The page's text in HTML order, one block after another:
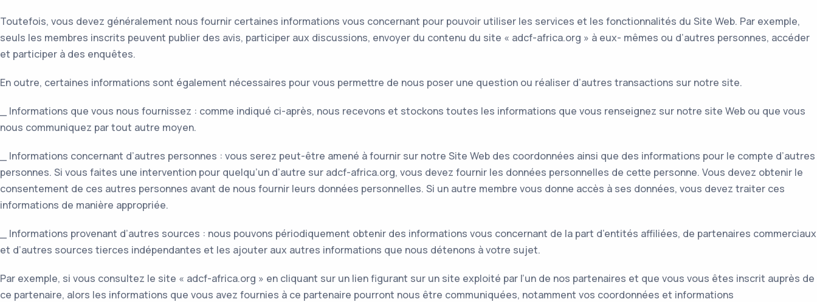
Toutefois, vous devez généralement nous fournir certaines informations vous concernant pour pouvoir utiliser les services et les fonctionnalités du Site Web. Par exemple,
seuls les membres inscrits peuvent publier des avis, participer aux discussions, envoyer du contenu du site « adcf-africa.org » à eux- mêmes ou d’autres personnes, accéder
et participer à des enquêtes.
En outre, certaines informations sont également nécessaires pour vous permettre de nous poser une question ou réaliser d’autres transactions sur notre site.
_ Informations que vous nous fournissez : comme indiqué ci-après, nous recevons et stockons toutes les informations que vous renseignez sur notre site Web ou que vous
nous communiquez par tout autre moyen.
_ Informations concernant d’autres personnes : vous serez peut-être amené à fournir sur notre Site Web des coordonnées ainsi que des informations pour le compte d’autres
personnes. Si vous faites une intervention pour quelqu’un d’autre sur adcf-africa.org, vous devez fournir les données personnelles de cette personne. Vous devez obtenir le
consentement de ces autres personnes avant de nous fournir leurs données personnelles. Si un autre membre vous donne accès à ses données, vous devez traiter ces
informations de manière appropriée.
_ Informations provenant d’autres sources : nous pouvons périodiquement obtenir des informations vous concernant de la part d’entités affiliées, de partenaires commerciaux
et d’autres sources tierces indépendantes et les ajouter aux autres informations que nous détenons à votre sujet.
Par exemple, si vous consultez le site « adcf-africa.org » en cliquant sur un lien figurant sur un site exploité par l’un de nos partenaires et que vous vous êtes inscrit auprès de
ce partenaire, alors les informations que vous avez fournies à ce partenaire pourront nous être communiquées, notamment vos coordonnées et informations